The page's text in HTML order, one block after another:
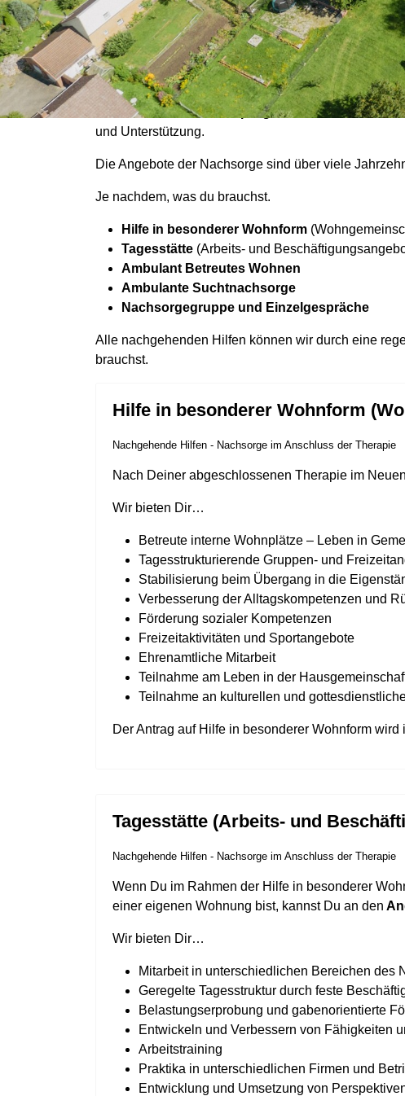
Nachgehende
Therapie
Wenn Du bei uns Therapie gemacht hast, bieten
und Unterstützung.
Die Angebote der Nachsorge sind über viele
Je nachdem, was du brauchst.
Hilfe in besonderer Wohnform
Tagesstätte (Arbeits- und
Ambulant Betreutes Wohnen
Ambulante Suchtnachsorge
Nachsorgegruppe und Einzelgespräche
Alle nachgehenden Hilfen können wir durch eine
brauchst.
Hilfe in besonderer Wohnform
Nachgehende Hilfen - Nachsorge im Anschluss der Therapie
Nach Deiner abgeschlossenen Therapie im
Wir bieten Dir…
Betreute interne Wohnplätze – Leben in
Tagesstrukturierende Gruppen- und
Stabilisierung beim Übergang in die
Verbesserung der Alltagskompetenzen und
Förderung sozialer Kompetenzen
Freizeitaktivitäten und Sportangebote
Ehrenamtliche Mitarbeit
Teilnahme am Leben in der
Teilnahme an kulturellen und
Der Antrag auf Hilfe in besonderer Wohnform
Tagesstätte (Arbeits- und
Nachgehende Hilfen - Nachsorge im Anschluss der Therapie
Wenn Du im Rahmen der Hilfe in besonderer
einer eigenen Wohnung bist, kannst Du an den
Wir bieten Dir…
Mitarbeit in unterschiedlichen Bereichen des
Geregelte Tagesstruktur durch feste
Belastungserprobung und gabenorientierte
Entwickeln und Verbessern von Fähigkeiten
Arbeitstraining
Praktika in unterschiedlichen Firmen und
Entwicklung und Umsetzung von